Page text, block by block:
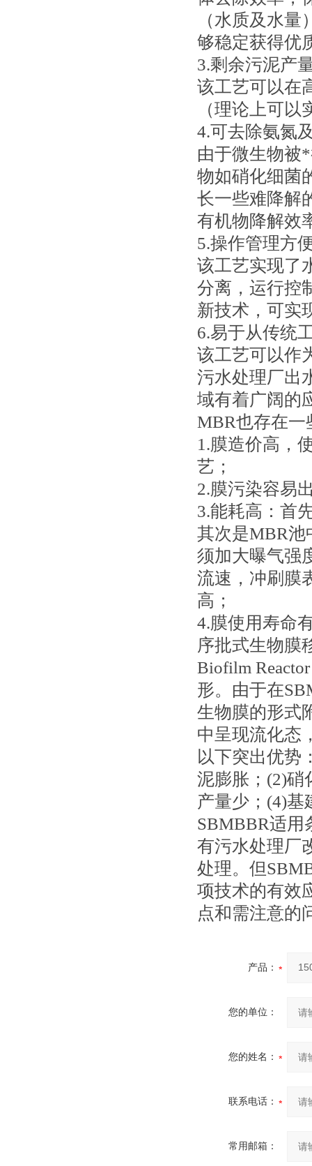
（水质及水
够稳定获得优
3.剩余污泥产
该工艺可以在
（理论上可
4.可去除氨氮
由于微生物被
物如硝化细菌
长一些难降解
有机物降解效
5.操作管理方
该工艺实现了
分离，运行控
新技术，可实
6.易于从传统
该工艺可以作
污水处理厂出
域有着广阔的
MBR也存在一
1.膜造价高，
艺；
2.膜污染容易
3.能耗高：首
其次是MBR池
须加大曝气强
流速，冲刷膜
高；
4.膜使用寿命
序批式生物膜
Biofilm
形。由于在
生物膜的形式
中呈现流化态
以下突出优势
泥膨胀；(2)硝
产量少；(4)基
SBMBBR适用
有污水处理厂
处理。但
项技术的有效
点和需注意的
产品：
您的单位：
您的姓名：
联系电话：
常用邮箱：